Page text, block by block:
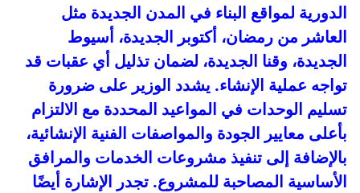
الدورية لمواقع البناء في المدن الجديدة مثل
العاشر من رمضان، أكتوبر الجديدة، أسيوط
الجديدة، وقنا الجديدة، لضمان تذليل أي عقبات قد
تواجه عملية الإنشاء. يشدد الوزير على ضرورة
تسليم الوحدات في المواعيد المحددة مع الالتزام
بأعلى معايير الجودة والمواصفات الفنية الإنشائية،
بالإضافة إلى تنفيذ مشروعات الخدمات والمرافق
الأساسية المصاحبة للمشروع. تجدر الإشارة أيضًا